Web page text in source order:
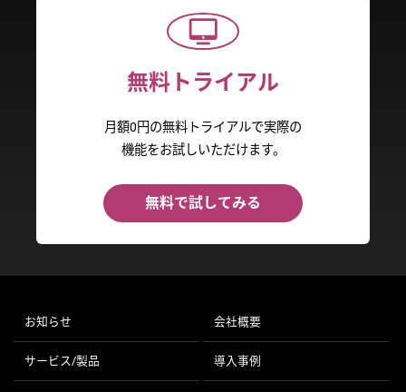
無料トライアル
月額0円の無料トライアルで実際の
機能をお試しいただけます。
無料で試してみる
お知らせ 会社概要
サービス/製品 導入事例